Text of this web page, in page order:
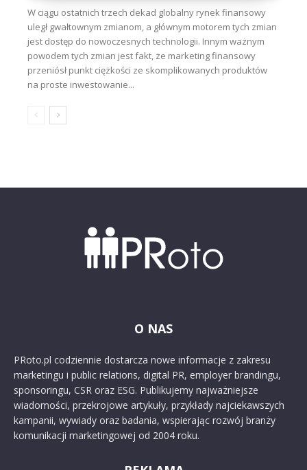
W ciągu ostatnich trzech dekad globalny rynek finansowy
uległ gwałtownym zmianom, a głównym motorem tych zmian
jest dostęp do nowoczesnych technologii. Innym ważnym
powodem tych zmian jest fakt, że marketing finansowy
przeniósł punkt ciężkości ze skomplikowanych produktów
na proste inwestowanie...
O NAS
PRoto.pl codziennie dostarcza nowe informacje z zakresu
marketingu i public relations, digital PR, employer brandingu,
sponsoringu, CSR oraz ESG. Publikujemy najważniejsze
wiadomości, przekrojowe artykuły, przykłady najciekawszych
kampanii, wywiady oraz badania, wspierając rozwój branży
komunikacji marketingowej od 2004 roku.